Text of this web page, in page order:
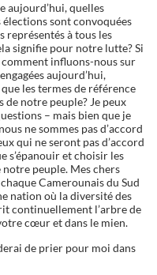
aujourd’hui, quelles
élections sont convoquées
représentés à tous les
signifie pour notre lutte? Si
comment influons-nous sur
aujourd’hui,
les termes de référence
notre peuple? Je peux
– mais bien que je
ne sommes pas d’accord
qui ne seront pas d’accord
s’épanouir et choisir les
peuple. Mes chers
Camerounais du Sud
nation où la diversité des
continuellement l’arbre de
cœur et dans le mien.
de prier pour moi dans